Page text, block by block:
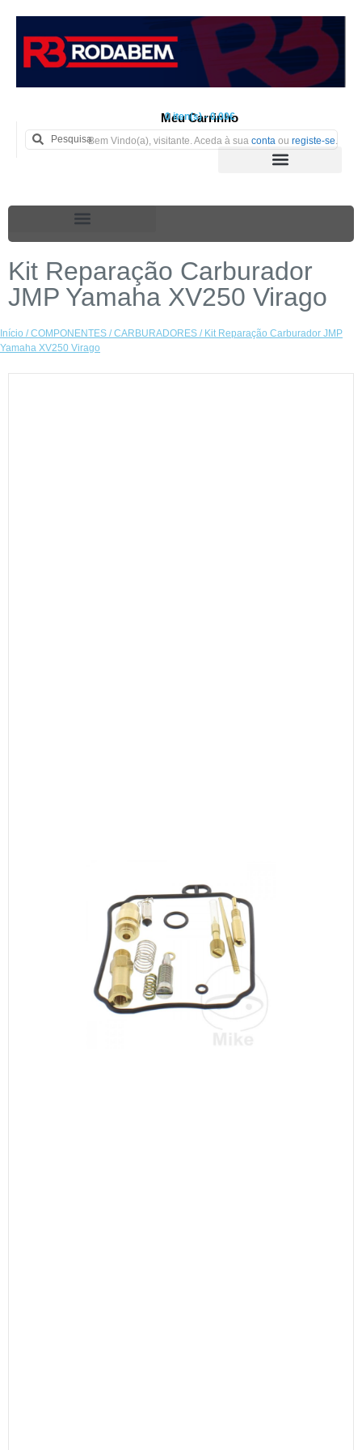
Meu Carrinho
0 iten(s) - 0.00€
Bem Vindo(a), visitante. Aceda à sua conta ou registe-se
Kit Reparação Carburador
JMP Yamaha XV250 Virago
Início /COMPONENTES /CARBURADORES / Kit Reparação Carburador JMP
Yamaha XV250 Virago